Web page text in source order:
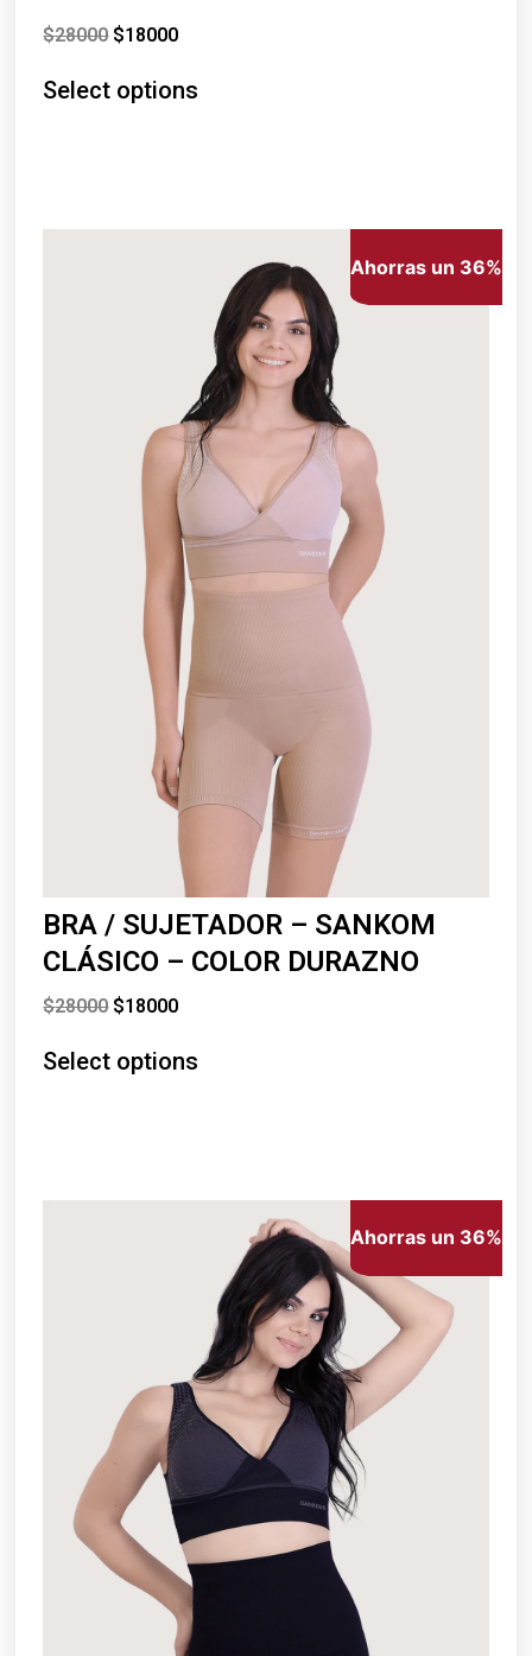
$28000 $18000
Select options
Ahorras un 36%
BRA / SUJETADOR – SANKOM
CLÁSICO – COLOR DURAZNO
$28000 $18000
Select options
Ahorras un 36%